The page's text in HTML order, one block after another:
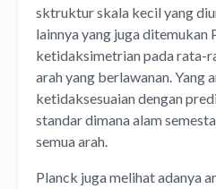
sktruktur skala kecil yang
lainnya yang juga ditemukan
ketidaksimetrian pada rata-
arah yang berlawanan. Yang
ketidaksesuaian dengan
standar dimana alam
semua arah.
Planck juga melihat adanya